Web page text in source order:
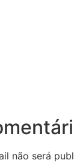
não será